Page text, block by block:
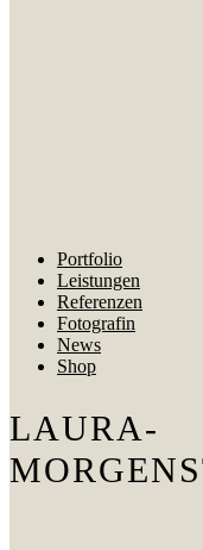
Portfolio
Leistungen
Referenzen
Fotografin
News
Shop
LAURA-